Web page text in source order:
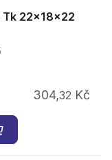
Tk 22x18x22
304,32 Kč